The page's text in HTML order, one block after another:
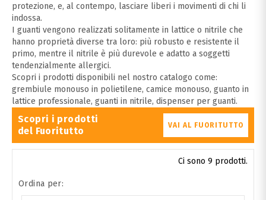
protezione, e, al contempo, lasciare liberi i movimenti di chi li
indossa.
I guanti vengono realizzati solitamente in lattice o nitrile che
hanno proprietà diverse tra loro: più robusto e resistente il
primo, mentre il nitrile è più durevole e adatto a soggetti
tendenzialmente allergici.
Scopri i prodotti disponibili nel nostro catalogo come:
grembiule monouso in polietilene, camice monouso, guanto in
lattice professionale, guanti in nitrile, dispenser per guanti.
Scopri i prodotti
del Fuoritutto
VAI AL FUORITUTTO
Ci sono 9 prodotti.
Ordina per: